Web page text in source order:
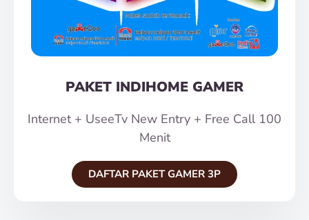
PAKET INDIHOME GAMER
Internet + UseeTv New Entry + Free Call 100
Menit
DAFTAR PAKET GAMER 3P